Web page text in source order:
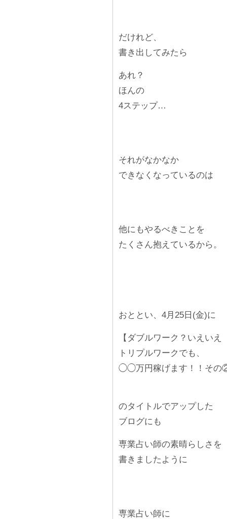
だけれど、
書き出してみたら
あれ？
ほんの
4ステップ…
それがなかなか
できなくなっているのは
他にもやるべきことを
たくさん抱えているから。
おととい、4月25日(金)に
【ダブルワーク？いえいえ
トリプルワークでも、
◯◯万円稼げます！！その
のタイトルでアップした
ブログにも
専業占い師の素晴らしさを
書きましたように
専業占い師に